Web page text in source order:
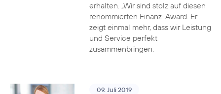
erhalten. „Wir sind stolz auf diesen
renommierten Finanz-Award. Er
zeigt einmal mehr, dass wir Leistung
und Service perfekt
zusammenbringen.
09. Juli 2019